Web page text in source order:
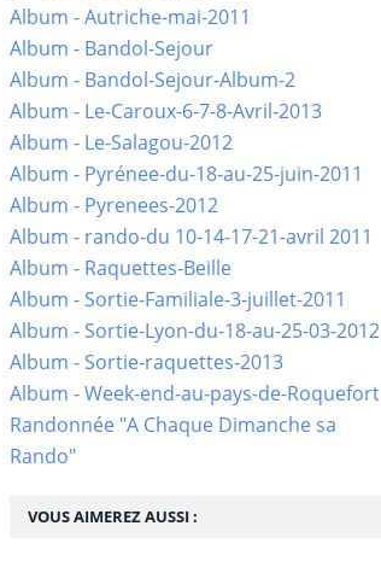
VOUS AIMEREZ AUSSI :
Album - Autriche-mai-2011
Album - Bandol-Sejour
Album - Bandol-Sejour-Album-2
Album - Le-Caroux-6-7-8-Avril-2013
Album - Le-Salagou-2012
Album - Pyrénee-du-18-au-25-juin-2011
Album - Pyrenees-2012
Album - rando-du 10-14-17-21-avril 2011
Album - Raquettes-Beille
Album - Sortie-Familiale-3-juillet-2011
Album - Sortie-Lyon-du-18-au-25-03-2012
Album - Sortie-raquettes-2013
Album - Week-end-au-pays-de-Roquefort
Randonnée "A Chaque Dimanche sa
Rando"